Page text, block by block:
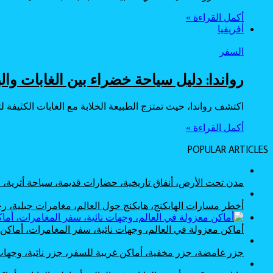
أكمل القراءة »
أفريقيا
السفر
رواندا: دليل سياحة خضراء بين الغابات
اكتشف رواندا، حيث تمتزج الطبيعة الخلابة مع الغابات
أكمل القراءة »
POPULAR ARTICLES
مدن تحت الأرض، أنفاق تاريخية، حضارات قديمة، سياحة
أخطر مسارات الهايكنج، هايكنج حول العالم، مغامرات
أماكن معزولة في العالم، وجهات نائية، سفر المغامرات،
جزر غامضة، جزر مخفية، أماكن غريبة للسفر، جزر نائية،